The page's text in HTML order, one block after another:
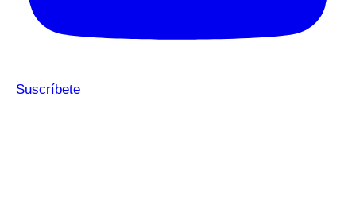
Suscríbete